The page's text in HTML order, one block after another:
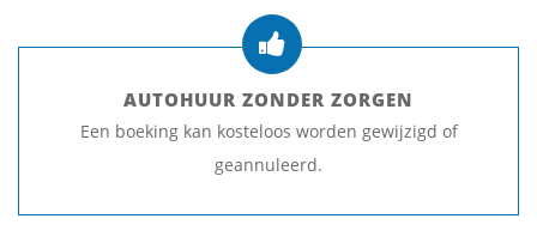
AUTOHUUR ZONDER ZORGEN
Een boeking kan kosteloos worden gewijzigd of
geannuleerd.